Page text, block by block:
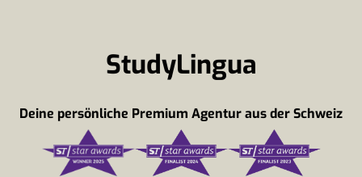
StudyLingua
Deine persönliche Premium Agentur aus der Schweiz